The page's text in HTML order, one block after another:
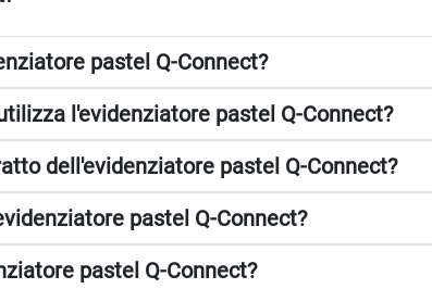
pastel Q-Connect?
l'evidenziatore pastel Q-Connect?
dell'evidenziatore pastel Q-Connect?
pastel Q-Connect?
pastel Q-Connect?